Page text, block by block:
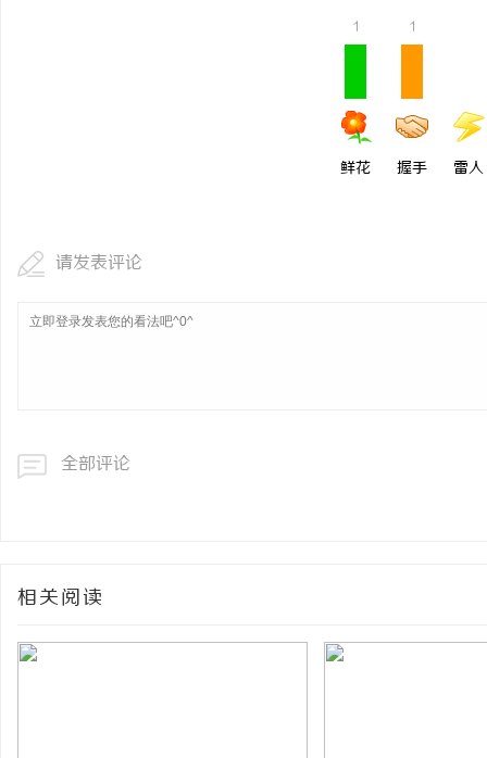
1
鲜花
1
握手 雷人
请发表评论
全部评论
相关阅读